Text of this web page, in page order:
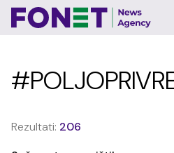
Rezultati: 206